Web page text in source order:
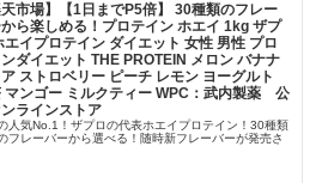
天市場】【1日までP5倍】 30種類のフレー
ら楽しめる！プロテイン ホエイ 1kg ザプ
エイプロテイン ダイエット 女性 男性 プロ
ダイエット THE PROTEIN メロン バナナ
ストロベリー ピーチ レモン ヨーグルト
マンゴー ミルクティー WPC：武内製薬 公
ラインストア
人気No.1！ザプロの代表ホエイプロテイン！30種類
フレーバーから選べる！随時新フレーバーが発売さ